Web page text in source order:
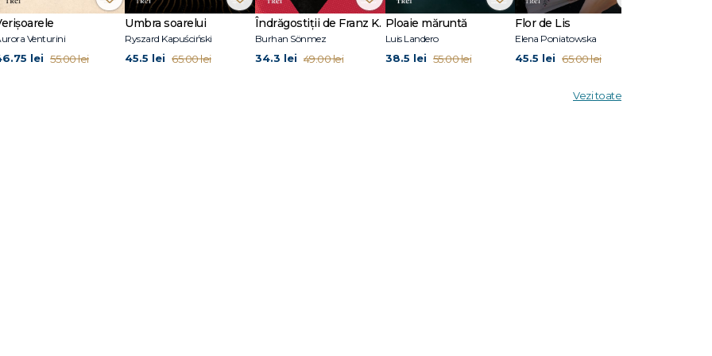
al XVI-lea. Cine poate să vadă adevărul și din ce poziție? Există vreo
de semnifificații al acestor întrebări.“ -
asasinarea liderului nazist Reinhard Heydrich, a câștigat Prix Goncourt du
al doilea roman al său,
Binet este și muzician, fost membru al formației Stalingrad.
Venturini
lei 55.00 lei
Umbra soarelui
Ryszard Kapuściński
45.5 lei 65.00 lei
Îndrăgostiții de Franz K.
Burhan Sönmez
34.3 lei 49.00 lei
Ploaie măruntă
Luis Landero
38.5 lei 55.00 lei
Flor de Lis
Elena Poniatowska
45.5 lei 65.00 lei
Vezi toate